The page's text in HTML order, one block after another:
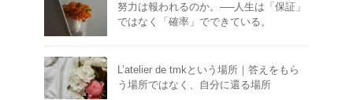
努力は報われるのか。──人生は「保証」
ではなく「確率」でできている。
L’atelier de tmkという場所｜答えをもら
う場所ではなく、自分に還る場所